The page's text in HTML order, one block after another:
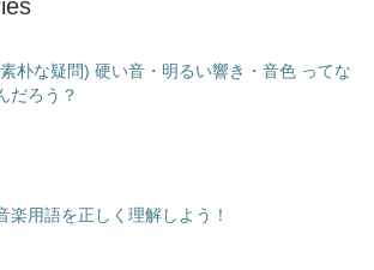
朴な疑問) 硬い音・明るい響き・音色 ってな
だろう？
楽用語を正しく理解しよう！